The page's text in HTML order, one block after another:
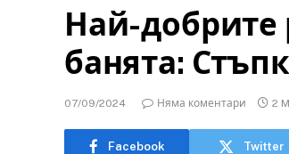
Най-добрите
банята:
07/09/2024 Няма коментари 2
Facebook Twitter